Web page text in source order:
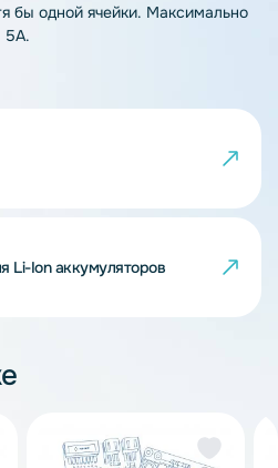
бы одной ячейки. Максимально
5А.
Li-Ion аккумуляторов